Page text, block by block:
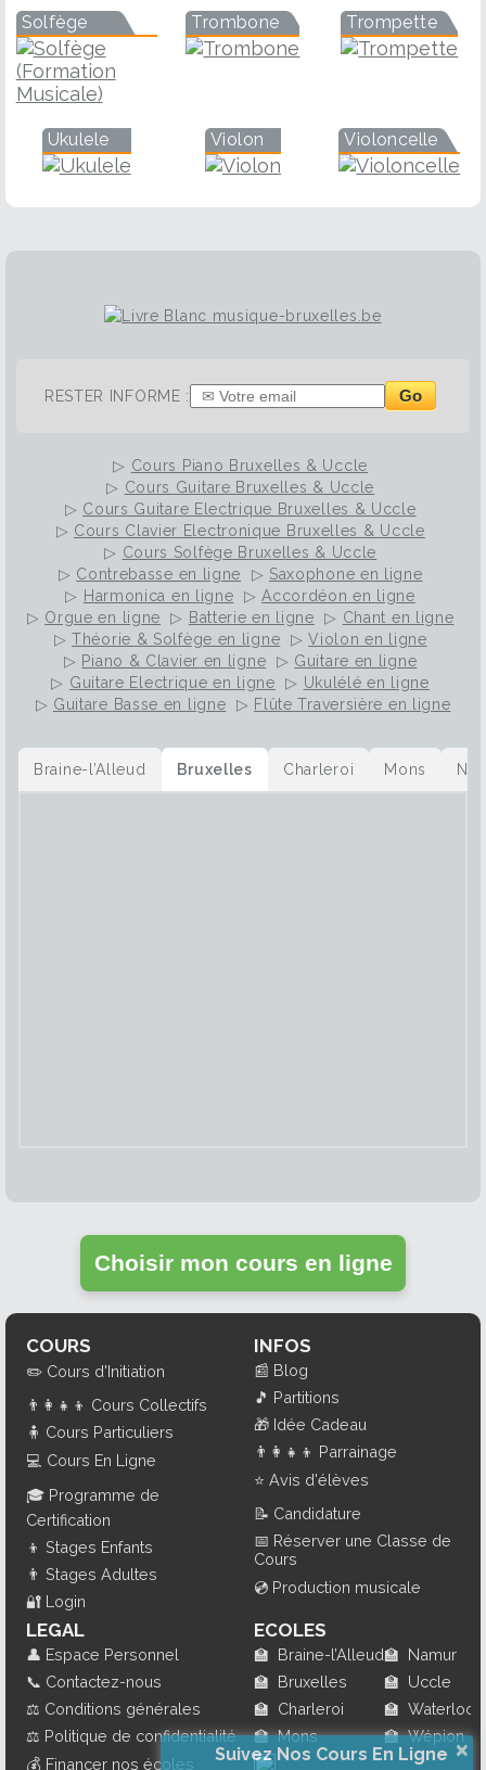
Solfège Trombone Trompette
Ukulele Violon Violoncelle
RESTER INFORME : Go
▷ Cours Piano Bruxelles & Uccle
▷ Cours Guitare Bruxelles & Uccle
▷ Cours Guitare Electrique Bruxelles & Uccle
▷ Cours Clavier Electronique Bruxelles & Uccle
▷ Cours Solfège Bruxelles & Uccle
▷ Contrebasse en ligne ▷ Saxophone en ligne
▷ Harmonica en ligne ▷Accordéon en ligne
▷ Orgue en ligne ▷ Batterie en ligne ▷ Chant en ligne
▷Théorie & Solfège en ligne ▷Violon en ligne
▷ Piano & Clavier en ligne ▷ Guitare en ligne
▷ Guitare Electrique en ligne ▷ Ukulélé en ligne
▷ Guitare Basse en ligne ▷ Flûte Traversière en ligne
Braine-l’Alleud Bruxelles Charleroi Mons
Choisir mon cours en ligne
COURS
✏️ Cours d'Initiation
👨‍👩‍👧‍👦 Cours Collectifs
🧍 Cours Particuliers
💻 Cours En Ligne
🎓 Programme de
Certification
👦 Stages Enfants
👨 Stages Adultes
🔐 Login
INFOS
📰 Blog
🎵 Partitions
🎁 Idée Cadeau
👨‍👩‍👧‍👦 Parrainage
⭐ Avis d'élèves
📝 Candidature
📅 Réserver une Classe de
Cours
💿 Production musicale
LEGAL
👤 Espace Personnel
📞 Contactez-nous
⚖️ Conditions générales
⚖️ Politique de confidentialité
💰 Financer nos écoles
ECOLES
🏫 Braine-l’Alleud
🏫 Bruxelles
🏫 Charleroi
🏫 Mons
🏫 Namur
🏫 Uccle
🏫 Waterloo
🏫 Wépion
×
Suivez Nos Cours En Ligne